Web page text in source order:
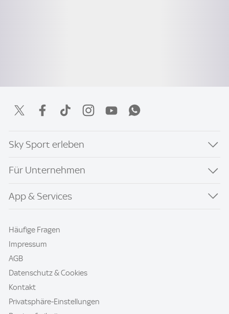
Sky Sport erleben
Für Unternehmen
App & Services
Häufige Fragen
Impressum
AGB
Datenschutz & Cookies
Kontakt
Privatsphäre-Einstellungen